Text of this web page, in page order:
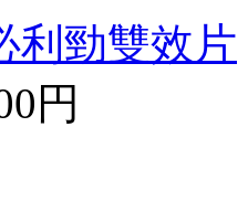
利勁雙效片
円